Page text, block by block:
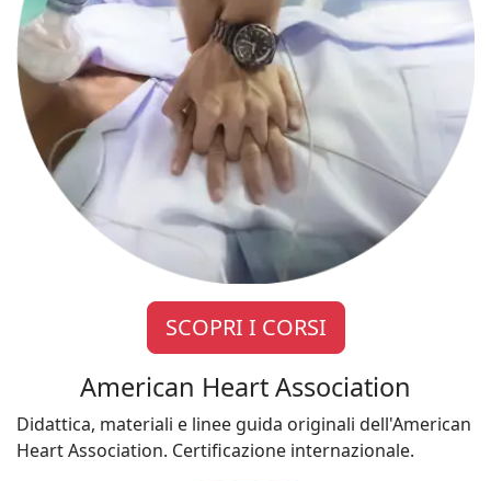
SCOPRI I CORSI
American Heart Association
Didattica, materiali e linee guida originali dell'American
Heart Association. Certificazione internazionale.